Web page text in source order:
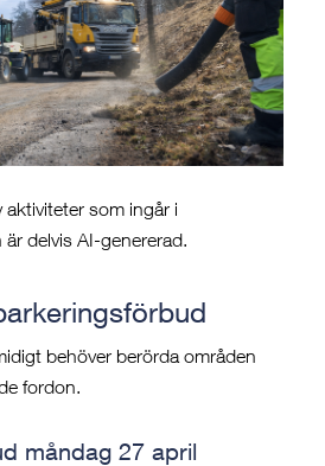
aktiviteter som ingår i
delvis AI-genererad.
behöver berörda områden
fordon.
måndag 27 april